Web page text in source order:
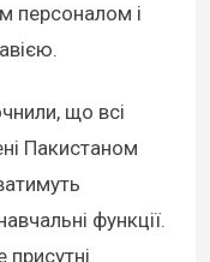
персоналом і
що всі
Пакистаном
функції.